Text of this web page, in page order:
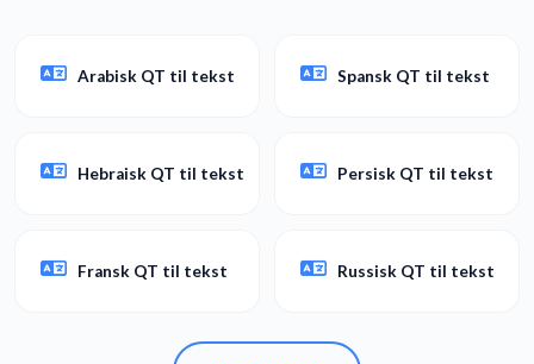
Arabisk QT til tekst Spansk QT til tekst
Hebraisk QT til tekst Persisk QT til tekst
Fransk QT til tekst Russisk QT til tekst